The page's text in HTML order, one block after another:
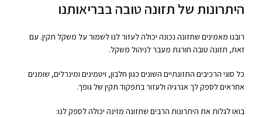
היתרונות של תזונה טובה בבריאותנו
רובנו מאמינים שתזונה נכונה יכולה לעזור לנו לשמור על משקל תקין. עם
זאת, תזונה טובה חורגת מעבר לניהול משקל.
כל סוגי הרכיבים התזונתיים השונים כגון חלבון, ויטמינים ומינרלים, שומנים
אחראים לספק לך אנרגיה ולעזור בתפקוד תקין של גופך.
בואו לגלות את היתרונות הרבים שתזונה מזינה יכולה לספק לנו: